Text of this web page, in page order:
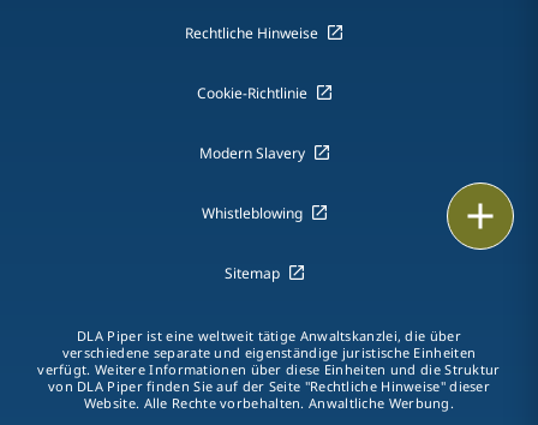
LinkedIn
Rechtliche Hinweise
Cookie-Richtlinie
Modern Slavery
Whistleblowing
Sitemap
DLA Piper ist eine weltweit tätige Anwaltskanzlei, die über
verschiedene separate und eigenständige juristische Einheiten
verfügt. Weitere Informationen über diese Einheiten und die Struktur
von DLA Piper finden Sie auf der Seite "Rechtliche Hinweise" dieser
Website. Alle Rechte vorbehalten. Anwaltliche Werbung.